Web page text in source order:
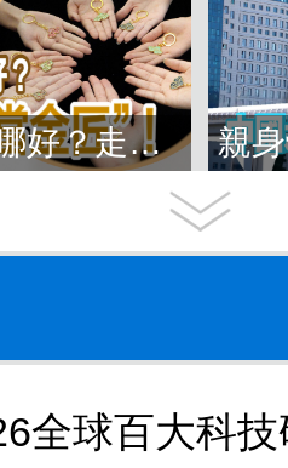
香港學生暑假去哪好？走進故宮“當金匠”！
全球百大科